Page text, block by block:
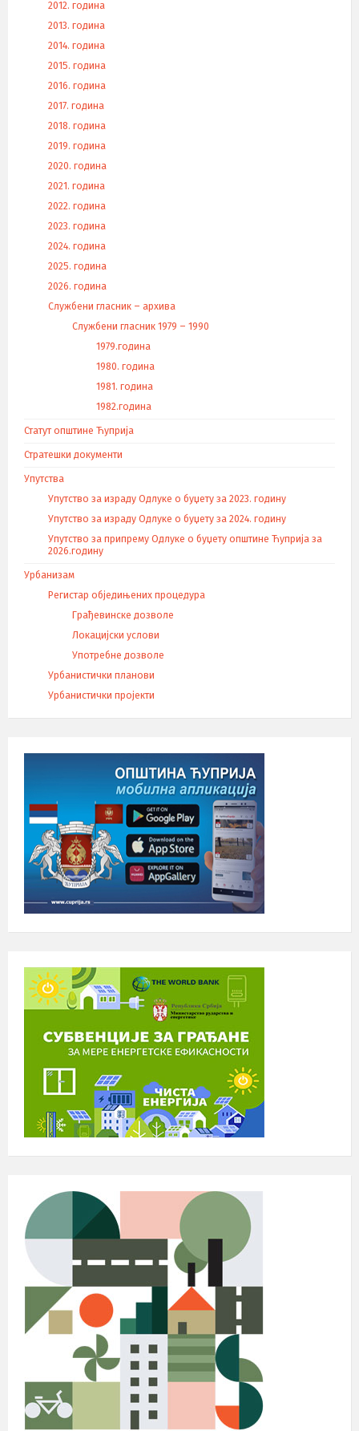
2012. година
2013. година
2014. година
2015. година
2016. година
2017. година
2018. година
2019. година
2020. година
2021. година
2022. година
2023. година
2024. година
2025. година
2026. година
Службени гласник – архива
Службени гласник 1979 – 1990
1979.година
1980. година
1981. година
1982.година
Статут општине Ћуприја
Стратешки документи
Упутства
Упутство за израду Одлуке о буџету за 2023. годину
Упутство за израду Одлуке о буџету за 2024. годину
Упутство за припрему Одлуке о буџету општине Ћуприја за
2026.годину
Урбанизам
Регистар обједињених процедура
Грађевинске дозволе
Локацијски услови
Употребне дозволе
Урбанистички планови
Урбанистички пројекти